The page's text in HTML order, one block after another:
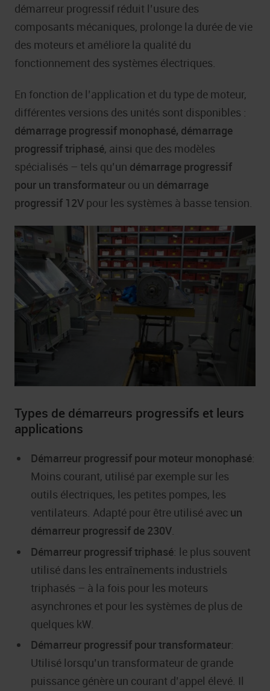
démarreur progressif réduit l’usure des
composants mécaniques, prolonge la durée de vie
des moteurs et améliore la qualité du
fonctionnement des systèmes électriques.
En fonction de l’application et du type de moteur,
différentes versions des unités sont disponibles :
démarrage progressif monophasé, démarrage
progressif triphasé, ainsi que des modèles
spécialisés – tels qu’un démarrage progressif
pour un transformateur ou un démarrage
progressif 12V pour les systèmes à basse tension.
Types de démarreurs progressifs et leurs
applications
Démarreur progressif pour moteur monophasé:
Moins courant, utilisé par exemple sur les
outils électriques, les petites pompes, les
ventilateurs. Adapté pour être utilisé avec un
démarreur progressif de 230V.
Démarreur progressif triphasé: le plus souvent
utilisé dans les entraînements industriels
triphasés – à la fois pour les moteurs
asynchrones et pour les systèmes de plus de
quelques kW.
Démarreur progressif pour transformateur:
Utilisé lorsqu’un transformateur de grande
puissance génère un courant d’appel élevé. Il